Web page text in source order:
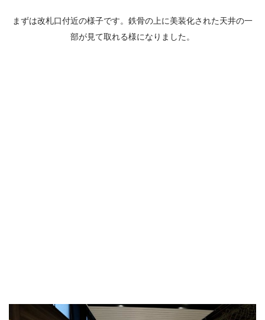
まずは改札口付近の様子です。鉄骨の上に美装化された天井の一
部が見て取れる様になりました。